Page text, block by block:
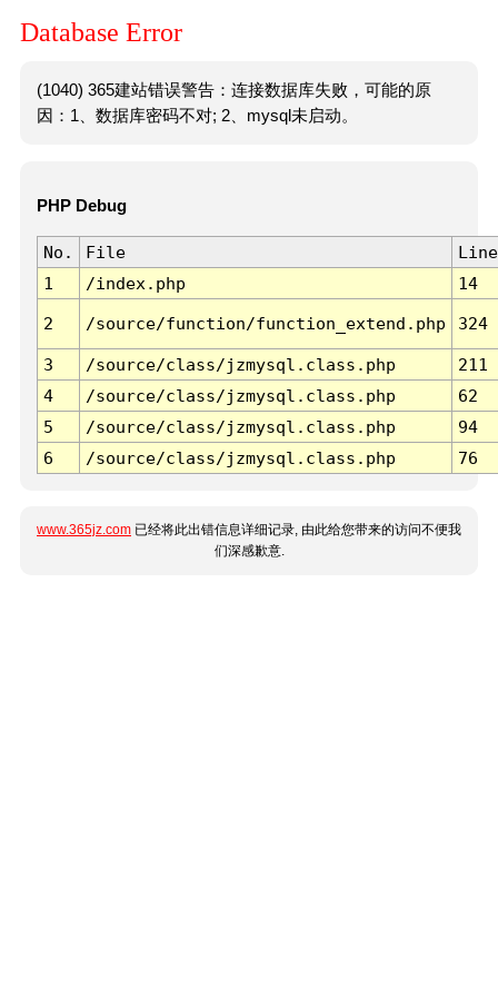
Database Error
(1040) 365建站错误警告：连接数据库失败，可能的原
因：1、数据库密码不对; 2、mysql未启动。
PHP Debug
No. File
Line
1
/index.php 14
2 /source/function/function_extend.php 324
3 /source/class/jzmysql.class.php
211
4
/source/class/jzmysql.class.php
62
5
/source/class/jzmysql.class.php
94
6
/source/class/jzmysql.class.php 76
www.365jz.com 已经将此出错信息详细记录, 由此给您带来的访问不便我
们深感歉意.